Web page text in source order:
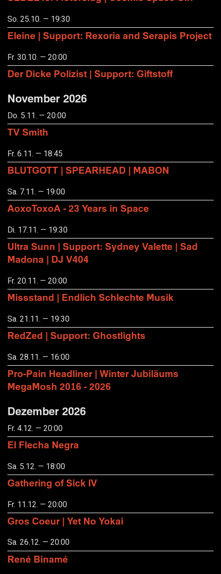
So. 25.10. — 19:30
Eleine | Support: Rexoria and Serapis Project
Fr. 30.10. — 20:00
Der Dicke Polizist | Support: Giftstoff
November 2026
Do. 5.11. — 20:00
TV Smith
Fr. 6.11. — 18:45
BLUTGOTT | SPEARHEAD | MABON
Sa. 7.11. — 19:00
AoxoToxoA - 23 Years in Space
Di. 17.11. — 19:30
Ultra Sunn | Support: Sydney Valette | Sad
Madona | DJ V404
Fr. 20.11. — 20:00
Missstand | Endlich Schlechte Musik
Sa. 21.11. — 19:30
RedZed | Support: Ghostlights
Sa. 28.11. — 16:00
Pro-Pain Headliner | Winter Jubiläums
MegaMosh 2016 - 2026
Dezember 2026
Fr. 4.12. — 20:00
El Flecha Negra
Sa. 5.12. — 18:00
Gathering of Sick IV
Fr. 11.12. — 20:00
Gros Coeur | Yet No Yokai
Sa. 26.12. — 20:00
René Binamé